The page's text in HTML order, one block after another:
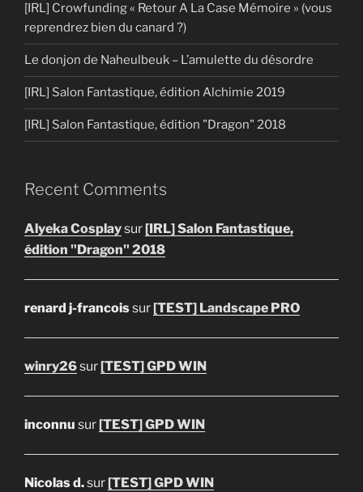
[IRL] Crowfunding « Retour A La Case Mémoire » (vous
reprendrez bien du canard ?)
Le donjon de Naheulbeuk – L’amulette du désordre
[IRL] Salon Fantastique, édition Alchimie 2019
[IRL] Salon Fantastique, édition "Dragon" 2018
Recent Comments
Alyeka Cosplaysur [IRL] Salon Fantastique,
édition "Dragon" 2018
renard j-francoissur [TEST] Landscape PRO
winry26sur [TEST] GPD WIN
inconnu sur [TEST] GPD WIN
Nicolas d.sur [TEST] GPD WIN